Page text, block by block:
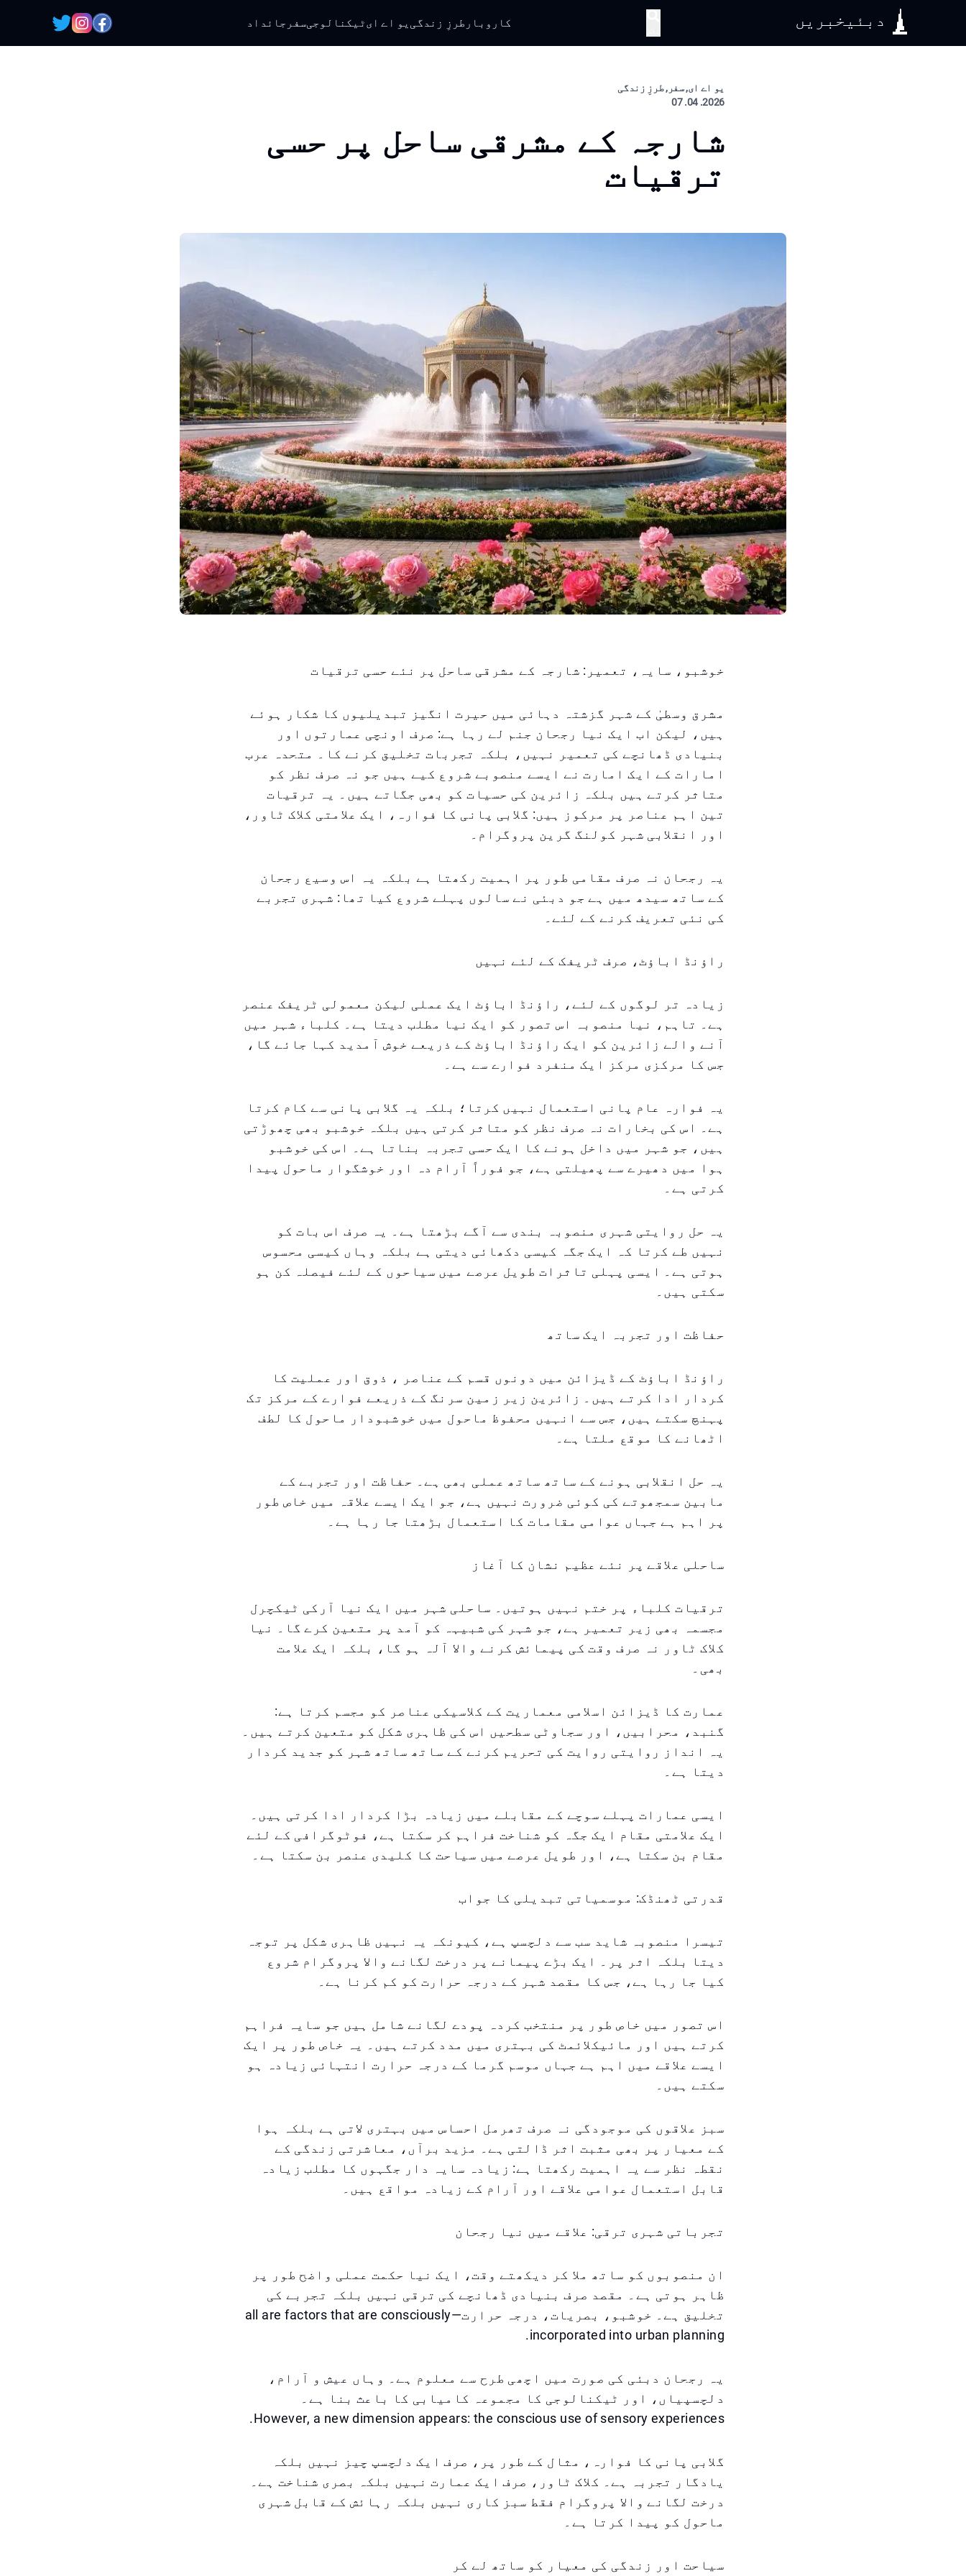
دبئیخبریں کاروبار طرزِ زندگی یو اے ایٹیکنالوجیسفر جائداد
یو اے ای, سفر, طرزِ زندگی
2026. 04. 07
شارجہ کے مشرقی ساحل پر حسی
ترقیات
خوشبو، سایہ، تعمیر: شارجہ کے مشرقی ساحل پر نئے حسی ترقیات
مشرق وسطیٰ کے شہر گزشتہ دہائی میں حیرت انگیز تبدیلیوں کا شکار ہوئے
ہیں، لیکن اب ایک نیا رجحان جنم لے رہا ہے: صرف اونچی عمارتوں اور
بنیادی ڈھانچے کی تعمیر نہيں، بلکہ تجربات تخلیق کرنے کا۔ متحدہ عرب
امارات کے ایک امارت نے ایسے منصوبے شروع کیے ہیں جو نہ صرف نظر کو
متاثر کرتے ہیں بلکہ زائرین کی حسیات کو بھی جگاتے ہیں۔ یہ ترقیات
تین اہم عناصر پر مرکوز ہیں: گلابی پانی کا فوارہ، ایک علامتی کلاک ٹاور،
اور انقلابی شہر کولنگ گرین پروگرام۔
یہ رجحان نہ صرف مقامی طور پر اہمیت رکھتا ہے بلکہ یہ اس وسیع رجحان
کے ساتھ سیدھ میں ہے جو دبئی نے سالوں پہلے شروع کیا تھا: شہری تجربے
کی نئی تعریف کرنے کے لئے۔
راؤنڈ اباؤٹ، صرف ٹریفک کے لئے نہيں
زیادہ تر لوگوں کے لئے، راؤنڈ اباؤٹ ایک عملی لیکن معمولی ٹریفک عنصر
ہے۔ تاہم، نیا منصوبہ اس تصور کو ایک نیا مطلب دیتا ہے۔ کلباء شہر میں
آنے والے زائرین کو ایک راؤنڈ اباؤٹ کے ذریعے خوش آمدید کہا جائے گا،
جس کا مرکزی مرکز ایک منفرد فوارے سے ہے۔
یہ فوارہ عام پانی استعمال نہيں کرتا؛ بلکہ یہ گلابی پانی سے کام کرتا
ہے۔ اس کی بخارات نہ صرف نظر کو متاثر کرتی ہیں بلکہ خوشبو بھی چھوڑتی
ہیں، جو شہر میں داخل ہونے کا ایک حسی تجربہ بناتا ہے۔ اس کی خوشبو
ہوا میں دھیرے سے پھیلتی ہے، جو فوراً آرام دہ اور خوشگوار ماحول پیدا
کرتی ہے۔
یہ حل روایتی شہری منصوبہ بندی سے آگے بڑھتا ہے۔ یہ صرف اس بات کو
نہيں طے کرتا کہ ایک جگہ کیسی دکھائی دیتی ہے بلکہ وہاں کیسی محسوس
ہوتی ہے۔ ایسی پہلی تاثرات طویل عرصے میں سیاحوں کے لئے فیصلہ کن ہو
سکتی ہیں۔
حفاظت اور تجربہ ایک ساتھ
راؤنڈ اباؤٹ کے ڈیزائن میں دونوں قسم کے عناصر ، ذوق اور عملیت کا
کردار ادا کرتے ہیں۔ زائرین زیر زمین سرنگ کے ذریعے فوارے کے مرکز تک
پہنچ سکتے ہیں، جس سے انہیں محفوظ ماحول میں خوشبودار ماحول کا لطف
اٹھانے کا موقع ملتا ہے۔
یہ حل انقلابی ہونے کے ساتھ ساتھ عملی بھی ہے۔ حفاظت اور تجربے کے
مابین سمجھوتے کی کوئی ضرورت نہیں ہے، جو ایک ایسے علاقہ میں خاص طور
پر اہم ہے جہاں عوامی مقامات کا استعمال بڑھتا جا رہا ہے۔
ساحلی علاقے پر نئے عظیم نشان کا آغاز
ترقیات کلباء پر ختم نہیں ہوتیں۔ ساحلی شہر میں ایک نیا آرکی ٹیکچرل
مجسمہ بھی زیر تعمیر ہے، جو شہر کی شبیہہ کو آمد پر متعین کرے گا۔ نیا
کلاک ٹاور نہ صرف وقت کی پیمائش کرنے والا آلہ ہو گا، بلکہ ایک علامت
بھی۔
عمارت کا ڈیزائن اسلامی معماریت کے کلاسیکی عناصر کو مجسم کرتا ہے:
گنبد، محرابیں، اور سجاوٹی سطحیں اس کی ظاہری شکل کو متعین کرتے ہیں۔
یہ انداز روایتی روایت کی تحریم کرنے کے ساتھ ساتھ شہر کو جدید کردار
دیتا ہے۔
ایسی عمارات پہلے سوچے کے مقابلے میں زیادہ بڑا کردار ادا کرتی ہیں۔
ایک علامتی مقام ایک جگہ کو شناخت فراہم کر سکتا ہے، فوٹوگرافی کے لئے
مقام بن سکتا ہے، اور طویل عرصے میں سیاحت کا کلیدی عنصر بن سکتا ہے۔
قدرتی ٹھنڈک: موسمیاتی تبدیلی کا جواب
تیسرا منصوبہ شاید سب سے دلچسپ ہے، کیونکہ یہ نہيں ظاہری شکل پر توجہ
دیتا بلکہ اثر پر۔ ایک بڑے پیمانے پر درخت لگانے والا پروگرام شروع
کیا جا رہا ہے، جس کا مقصد شہر کے درجہ حرارت کو کم کرنا ہے۔
اس تصور میں خاص طور پر منتخب کردہ پودے لگانے شامل ہیں جو سایہ فراہم
کرتے ہیں اور مائیکلائمٹ کی بہتری میں مدد کرتے ہیں۔ یہ خاص طور پر ایک
ایسے علاقے میں اہم ہے جہاں موسم گرما کے درجہ حرارت انتہائی زیادہ ہو
سکتے ہیں۔
سبز علاقوں کی موجودگی نہ صرف تھرمل احساس میں بہتری لاتی ہے بلکہ ہوا
کے معیار پر بھی مثبت اثر ڈالتی ہے۔ مزید برآں، معاشرتی زندگی کے
نقطہ نظر سے یہ اہمیت رکھتا ہے: زیادہ سایہ دار جگہوں کا مطلب زیادہ
قابل استعمال عوامی علاقے اور آرام کے زیادہ مواقع ہیں۔
تجرباتی شہری ترقی: علاقے میں نیا رجحان
ان منصوبوں کو ساتھ ملا کر دیکھتے وقت، ایک نیا حکمت عملی واضح طور پر
ظاہر ہوتی ہے۔ مقصد صرف بنیادی ڈھانچے کی ترقی نہیں بلکہ تجربے کی
تخلیق ہے۔ خوشبو، بصریات، درجہ حرارت—all are factors that are consciously
incorporated into urban planning.
یہ رجحان دبئی کی صورت میں اچھی طرح سے معلوم ہے۔ وہاں عیش و آرام،
دلچسپیاں، اور ٹیکنالوجی کا مجموعہ کامیابی کا باعث بنا ہے۔
However, a new dimension appears: the conscious use of sensory experiences.
گلابی پانی کا فوارہ، مثال کے طور پر، صرف ایک دلچسپ چیز نہیں بلکہ
یادگار تجربہ ہے۔ کلاک ٹاور، صرف ایک عمارت نہیں بلکہ بصری شناخت ہے۔
درخت لگانے والا پروگرام فقط سبز کاری نہیں بلکہ رہائش کے قابل شہری
ماحول کو پیدا کرتا ہے۔
سیاحت اور زندگی کی معیار کو ساتھ لے کر